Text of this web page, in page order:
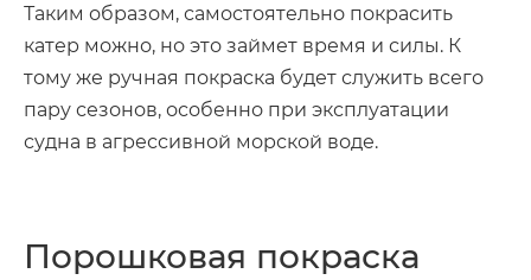
Таким образом, самостоятельно покрасить
катер можно, но это займет время и силы. К
тому же ручная покраска будет служить всего
пару сезонов, особенно при эксплуатации
судна в агрессивной морской воде.
Порошковая покраска